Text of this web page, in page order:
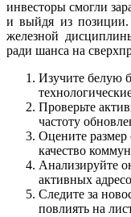
инвесторы смогли
и выйдя из позиции.
железной
ради шанса на
Изучите белую
Проверьте
частоту
Оцените размер
качество
Анализируйте
активных
Следите за
повлиять на